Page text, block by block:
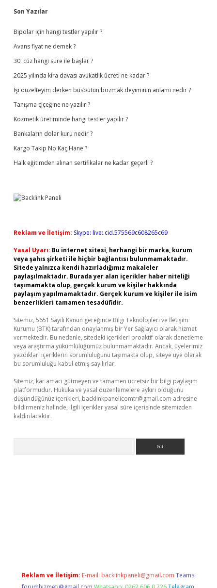
Sidebar
Son Yazılar
Bipolar için hangi testler yapılır ?
Avans fiyat ne demek ?
30. cüz hangi sure ile başlar ?
2025 yılında kira davası avukatlık ücreti ne kadar ?
İşi düzelteyim derken büsbütün bozmak deyiminin anlamı nedir ?
Tanışma çiçeğine ne yazılır ?
Kozmetik üretiminde hangi testler yapılır ?
Bankaların dolar kuru nedir ?
Kargo Takip No Kaç Hane ?
Halk eğitimden alınan sertifikalar ne kadar geçerli ?
Reklam ve İletişim: Skype: live:.cid.575569c608265c69
Yasal Uyarı: Bu internet sitesi, herhangi bir marka, kurum
veya şahıs şirketi ile hiçbir bağlantısı bulunmamaktadır.
Sitede yalnızca kendi hazırladığımız makaleler
paylaşılmaktadır. Burada yer alan içerikler haber niteliği
taşımamakta olup, gerçek kurum ve kişiler hakkında
paylaşım yapılmamaktadır. Gerçek kurum ve kişiler ile isim
benzerlikleri tamamen tesadüfidir.
Sitemiz, 5651 Sayılı Kanun gereğince Bilgi Teknolojileri ve İletişim
Kurumu (BTK) tarafından onaylanmış bir Yer Sağlayıcı olarak hizmet
vermektedir. Bu nedenle, sitedeki içerikleri proaktif olarak denetleme
veya araştırma yükümlülüğümüz bulunmamaktadır. Ancak, üyelerimiz
yazdıkları içeriklerin sorumluluğunu taşımakta olup, siteye üye olarak
bu sorumluluğu kabul etmiş sayılırlar.
Sitemiz, kar amacı gütmeyen ve tamamen ücretsiz bir bilgi paylaşım
platformudur. Hukuka ve yasal düzenlemelere aykırı olduğunu
düşündüğünüz içerikleri, backlinkpanelicomtr@gmail.com adresine
bildirmeniz halinde, ilgili içerikler yasal süre içerisinde sitemizden
kaldırılacaktır.
Reklam ve İletişim: E-mail: backlinkpaneli@gmail.com Teams: